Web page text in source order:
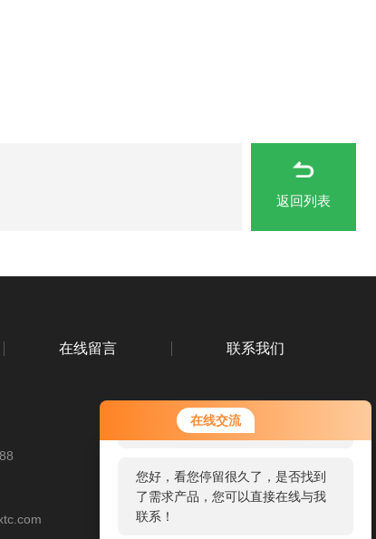
在线交流
您好！欢迎前来咨询，很高兴为您
服务，请问您要咨询什么问题呢？
您好，看您停留很久了，是否找到
了需求产品，您可以直接在线与我
联系！
返回列表
在线留言 联系我们